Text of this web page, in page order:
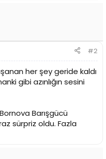
#2
her şey geride kaldı
gibi azınlığın sesini
Barışgücü
sürpriz oldu. Fazla